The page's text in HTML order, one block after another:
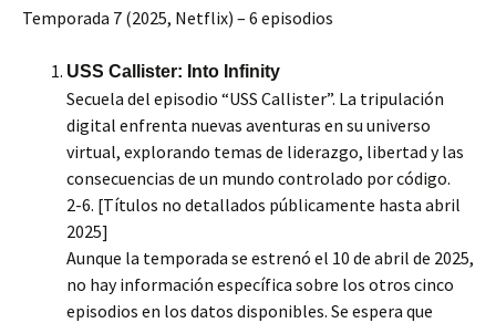
Temporada 7 (2025, Netflix) – 6 episodios
USS Callister: Into Infinity
Secuela del episodio “USS Callister”. La tripulación
digital enfrenta nuevas aventuras en su universo
virtual, explorando temas de liderazgo, libertad y las
consecuencias de un mundo controlado por código.
2-6. [Títulos no detallados públicamente hasta abril
2025]
Aunque la temporada se estrenó el 10 de abril de 2025,
no hay información específica sobre los otros cinco
episodios en los datos disponibles. Se espera que